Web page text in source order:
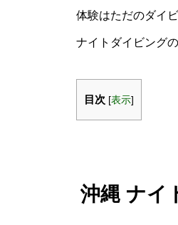
体験はただのダイ
ナイトダイビング
目次 [表示]
沖縄 ナイ